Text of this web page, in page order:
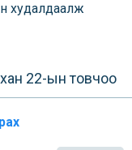
худалдаалж
22-ын товчоо